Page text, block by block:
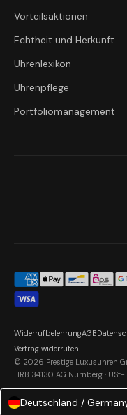
Vorteilsaktionen
Echtheit und Herkunft
Uhrenlexikon
Uhrenpflege
Portfoliomanagement
© 2026 Prestige Luxusuhren
HRB 34130 AG Nürnberg · USt-
WiderrufbelehrungAGB
Vertrag widerrufen
Deutschland /